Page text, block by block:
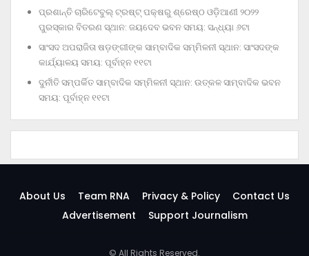
ପ୍ରଶାନ୍ତି ଚାରିଟେବୁଲ୍‌ ଟ୍ରଷ୍ଟ୍‌ ପକ୍ଷରୁ ଶ୍ରେଷ୍ଠ ଓଡ଼ିଆଣୀ ୨୦୨୨
ପୁରସ୍କାର ବିତରଣ ସ୍ଥାନ: ଜୟଦେବ ଭବନ ସମୟ: ସନ୍ଧ୍ୟା ୬ଟା
ସାଂସଦ ଅପରାଜିତା ଷଡ଼ଙ୍ଗୀଙ୍କ ସାମ୍ବାଦିକ ସମ୍ମିଳନୀ ସ୍ଥାନ: ସାଂସଦଙ୍କ
କାର୍ଯ୍ୟାଳୟ ସମୟ: ପୂର୍ବାହ୍ନ ୧୧ଟା
ଦୁର୍ନୀତି ସମ୍ପର୍କିତ ସାମ୍ବାଦିକ ସମ୍ମିଳନୀ ସ୍ଥାନ: ଉତ୍କଳ ସାମ୍ବାଦିକ ଭବନ
ସମୟ: ପୂର୍ବାହ୍ନ ୧୧ଟା
About Us Team RNA Privacy & Policy
Contact Us
Advertisement
Support Journalism
© All Rights Reserved.